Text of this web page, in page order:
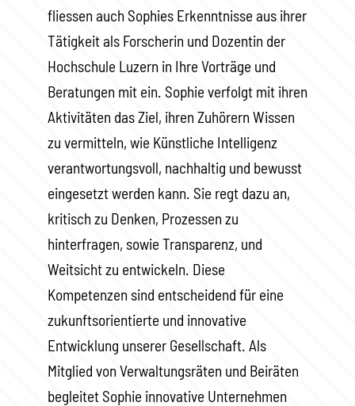
fliessen auch Sophies Erkenntnisse aus ihrer
Tätigkeit als Forscherin und Dozentin der
Hochschule Luzern in Ihre Vorträge und
Beratungen mit ein. Sophie verfolgt mit ihren
Aktivitäten das Ziel, ihren Zuhörern Wissen
zu vermitteln, wie Künstliche Intelligenz
verantwortungsvoll, nachhaltig und bewusst
eingesetzt werden kann. Sie regt dazu an,
kritisch zu Denken, Prozessen zu
hinterfragen, sowie Transparenz, und
Weitsicht zu entwickeln. Diese
Kompetenzen sind entscheidend für eine
zukunftsorientierte und innovative
Entwicklung unserer Gesellschaft. Als
Mitglied von Verwaltungsräten und Beiräten
begleitet Sophie innovative Unternehmen